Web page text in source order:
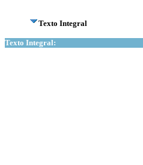
Texto Integral
Texto Integral: